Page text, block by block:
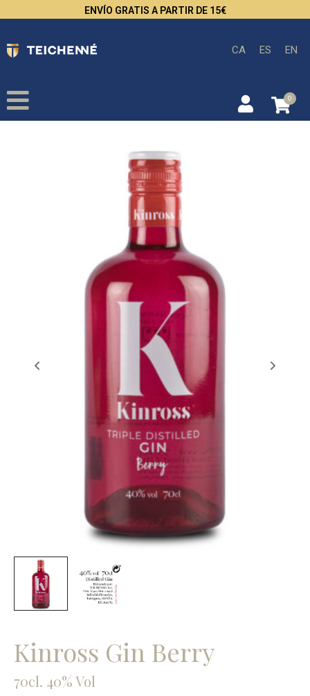
ENVÍO GRATIS A PARTIR DE 15€
CA ES EN
0
Kinross Gin Berry
70cl. 40% Vol